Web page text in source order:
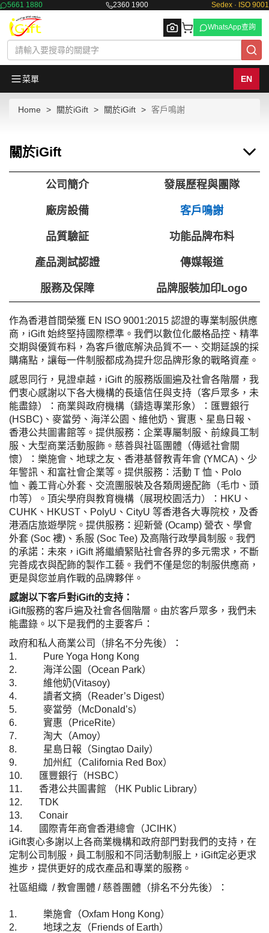
5661 1880 2360 1900 Sedex · ISO 9001
Browse
WhatsApp查詢
菜單 EN
Home 關於iGift 關於iGift 客戶鳴謝
關於iGift
公司簡介 發展歷程與團隊
廠房設備 客戶鳴謝
品質驗証 功能品牌布料
產品測試認證 傳媒報道
服務及保障 品牌服裝加印Logo
作為香港首間榮獲 EN ISO 9001:2015 認證的專業制服供應
商，iGift 始終堅持國際標準。我們以數位化嚴格品控、精準
交期與優質布料，為客戶徹底解決品質不一、交期延誤的採
購痛點，讓每一件制服都成為提升您品牌形象的戰略資產。
感恩同行，見證卓越， iGift 的服務版圖遍及社會各階層，我
們衷心感謝以下各大機構的長遠信任與支持（客戶眾多，未
能盡錄）： 商業與政府機構（鑄造專業形象）：匯豐銀行
(HSBC)、麥當勞、海洋公園、維他奶、實惠、星島日報、
香港公共圖書館等。提供服務：企業專屬制服、前線員工制
服、大型商業活動服飾。 慈善與社區團體（傳遞社會關
懷）：樂施會、地球之友、香港基督教青年會 (YMCA)、少
年警訊、和富社會企業等。提供服務：活動 T 恤、Polo
恤、義工背心外套、交流團服裝及各類周邊配飾（毛巾、頭
巾等）。 頂尖學府與教育機構（展現校園活力）：HKU、
CUHK、HKUST、PolyU、CityU 等香港各大專院校，及香
港酒店旅遊學院。提供服務：迎新營 (Ocamp) 營衣、學會
外套 (Soc 褸)、系服 (Soc Tee) 及高階行政學員制服。 我們
的承諾： 未來，iGift 將繼續緊貼社會各界的多元需求，不斷
完善成衣與配飾的製作工藝。我們不僅是您的制服供應商，
更是與您並肩作戰的品牌夥伴。
感謝以下客戶對iGift的支持：
iGift服務的客戶遍及社會各個階層。由於客戶眾多，我們未
能盡錄。以下是我們的主要客戶：
政府和私人商業公司（排名不分先後）：
1.
Pure Yoga Hong Kong
2.
海洋公園（Ocean Park）
3.
維他奶(Vitasoy)
4.
讀者文摘（Reader’s Digest）
5.
麥當勞（McDonald’s）
6.
實惠（PriceRite）
7.
淘大（Amoy）
8.
星島日報（Singtao Daily）
9.
加州紅（California Red Box）
10.
匯豐銀行（HSBC）
11.
香港公共圖書館 （HK Public Library）
12.
TDK
13.
Conair
14.
國際青年商會香港總會（JCIHK）
iGift衷心多謝以上各商業機構和政府部門對我們的支持，在
定制公司制服，員工制服和不同活動制服上， iGift定必更求
進步，提供更好的成衣產品和專業的服務。
社區組織 /教會團體 / 慈善團體（排名不分先後）：
1. 樂施會（Oxfam Hong Kong）
2.
地球之友（Friends of Earth）